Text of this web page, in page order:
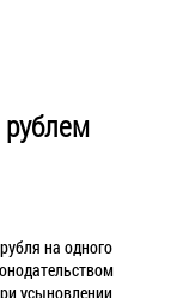
на одного
усыновлении